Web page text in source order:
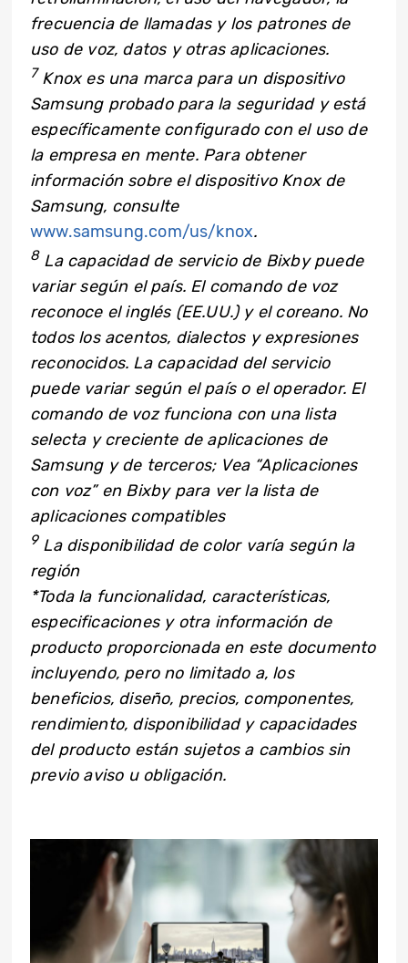
frecuencia de llamadas y los patrones de
uso de voz, datos y otras aplicaciones.
7 Knox es una marca para un dispositivo
Samsung probado para la seguridad y está
específicamente configurado con el uso de
la empresa en mente. Para obtener
información sobre el dispositivo Knox de
Samsung, consulte
www.samsung.com/us/knox.
8 La capacidad de servicio de Bixby puede
variar según el país. El comando de voz
reconoce el inglés (EE.UU.) y el coreano. No
todos los acentos, dialectos y expresiones
reconocidos. La capacidad del servicio
puede variar según el país o el operador. El
comando de voz funciona con una lista
selecta y creciente de aplicaciones de
Samsung y de terceros; Vea “Aplicaciones
con voz” en Bixby para ver la lista de
aplicaciones compatibles
9 La disponibilidad de color varía según la
región
*Toda la funcionalidad, características,
especificaciones y otra información de
producto proporcionada en este documento
incluyendo, pero no limitado a, los
beneficios, diseño, precios, componentes,
rendimiento, disponibilidad y capacidades
del producto están sujetos a cambios sin
previo aviso u obligación.